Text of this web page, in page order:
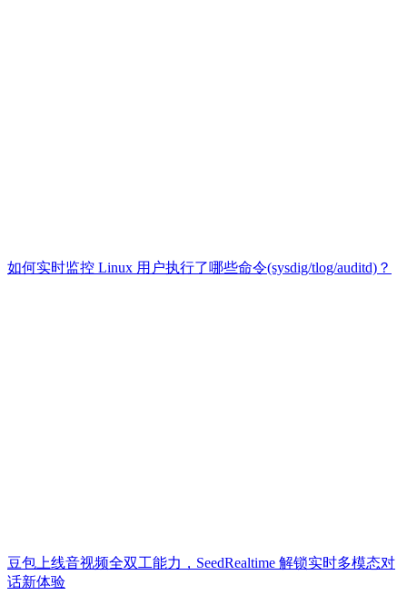
如何实时监控 Linux 用户执行了哪些命令(sysdig/tlog/auditd)？
豆包上线音视频全双工能力，SeedRealtime 解锁实时多模态对
话新体验